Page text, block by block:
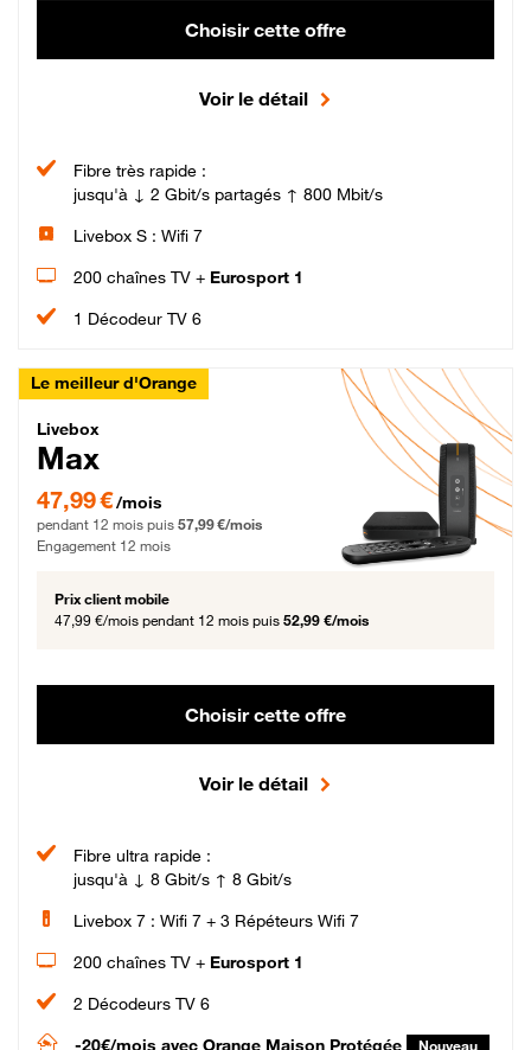
Choisir cette offre
Voir le détail
Fibre très rapide :
jusqu'à ↓ 2 Gbit/s partagés ↑ 800 Mbit/s
Livebox S : Wifi 7
200 chaînes TV + Eurosport 1
1 Décodeur TV 6
Le meilleur d'Orange
Livebox Max Fibre
Livebox
Max
47,99 € par mois pendant 12 mois puis 57,99 € par mois, Engagement 12 mois
47,99 €/mois
pendant 12 mois puis 57,99 €/mois
Engagement 12 mois
Prix client mobile
47,99 €/mois pendant 12 mois puis 52,99 €/mois
Choisir cette offre
Voir le détail
Fibre ultra rapide :
jusqu'à ↓ 8 Gbit/s ↑ 8 Gbit/s
Livebox 7 : Wifi 7 + 3 Répéteurs Wifi 7
200 chaînes TV + Eurosport 1
2 Décodeurs TV 6
-20€/mois avec Orange Maison Protégée Nouveau